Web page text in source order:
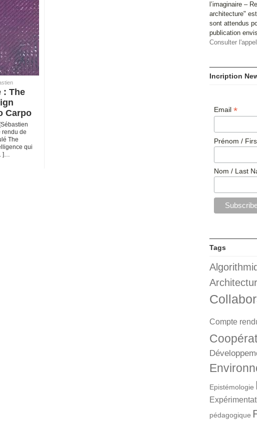
: The
Carpo
rendu de
The
qui
]…
l’imaginaire –
architecture"
sont attendus
publication
Consulter
Incription
Email *
Prénom /
Nom / Last
Tags
Compte
Epistémologie
pédagogique